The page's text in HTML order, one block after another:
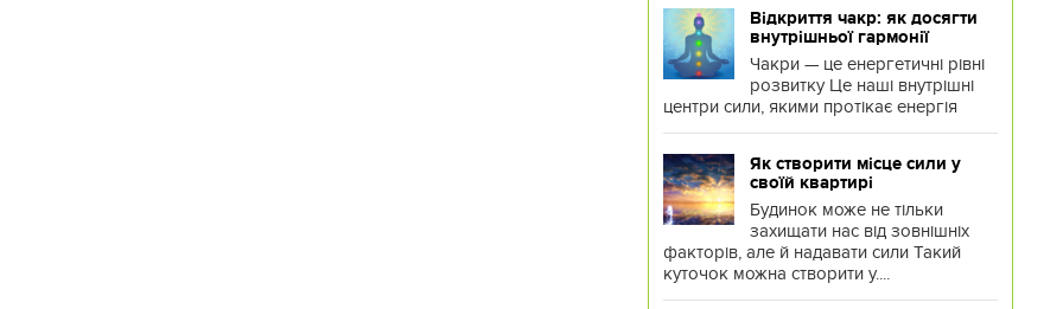
Відкриття чакр: як досягти
внутрішньої гармонії
Чакри — це енергетичні рівні
розвитку Це наші внутрішні
центри сили, якими протікає енергія
Як створити місце сили у
своїй квартирі
Будинок може не тільки
захищати нас від зовнішніх
факторів, але й надавати сили Такий
куточок можна створити у....